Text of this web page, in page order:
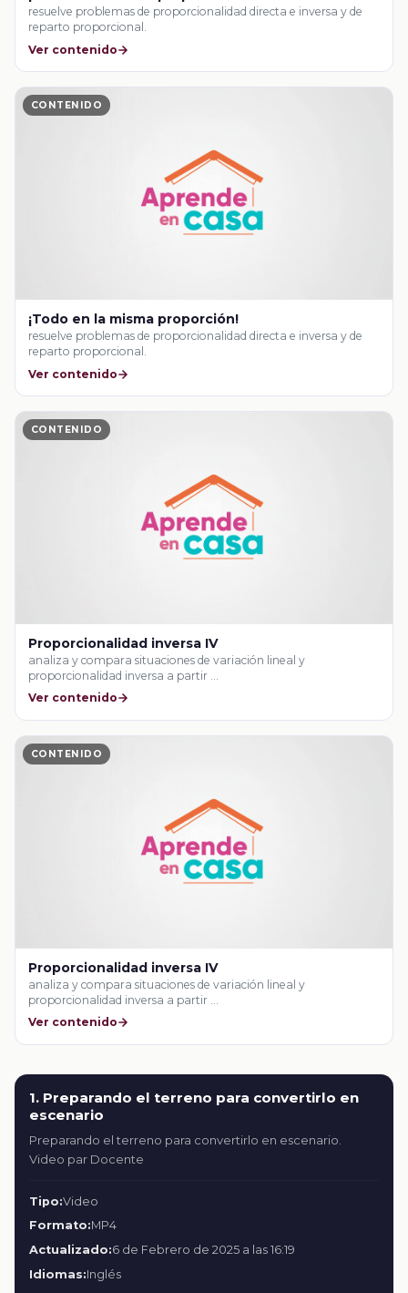
resuelve problemas de proporcionalidad directa e inversa y de
reparto proporcional.
Ver contenido
CONTENIDO
¡Todo en la misma proporción!
resuelve problemas de proporcionalidad directa e inversa y de
reparto proporcional.
Ver contenido
CONTENIDO
Proporcionalidad inversa IV
analiza y compara situaciones de variación lineal y
proporcionalidad inversa a partir …
Ver contenido
CONTENIDO
Proporcionalidad inversa IV
analiza y compara situaciones de variación lineal y
proporcionalidad inversa a partir …
Ver contenido
1. Preparando el terreno para convertirlo en
escenario
Preparando el terreno para convertirlo en escenario.
Video par Docente
Tipo:Video
Formato:MP4
Actualizado:6 de Febrero de 2025 a las 16:19
Idiomas:Inglés